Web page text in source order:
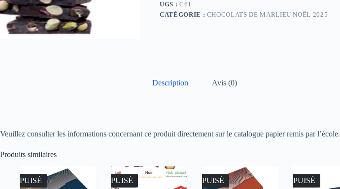
UGS : C61
CATÉGORIE : CHOCOLATS DE MARLIEU NOËL 2025
Description Avis (0)
Veuillez consulter les informations concernant ce produit directement sur le catalogue papier remis par l’école.
Produits similaires
ÉPUISÉ ÉPUISÉ ÉPUISÉ ÉPUISÉ